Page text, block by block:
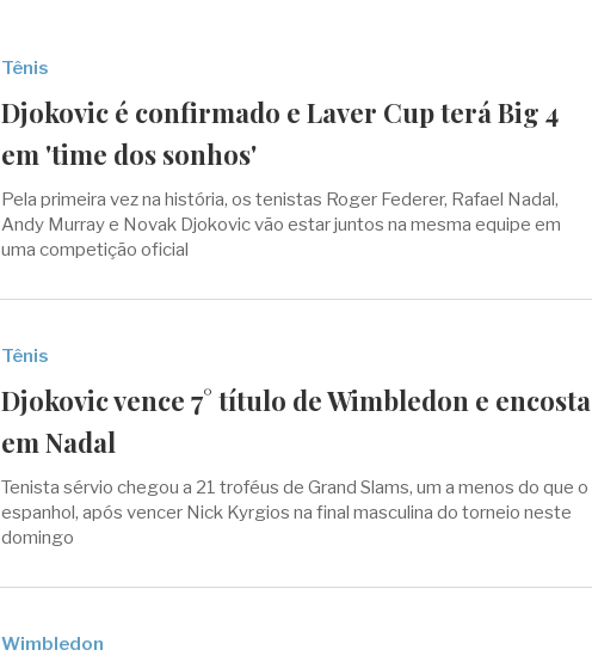
Tênis
Djokovic é confirmado e Laver Cup terá Big 4
em 'time dos sonhos'
Pela primeira vez na história, os tenistas Roger Federer, Rafael Nadal,
Andy Murray e Novak Djokovic vão estar juntos na mesma equipe em
uma competição oficial
Tênis
Djokovic vence 7° título de Wimbledon e encosta
em Nadal
Tenista sérvio chegou a 21 troféus de Grand Slams, um a menos do que o
espanhol, após vencer Nick Kyrgios na final masculina do torneio neste
domingo
Wimbledon